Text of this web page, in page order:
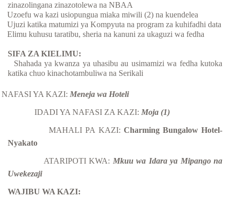
zinazolingana zinazotolewa na NBAA
Uzoefu wa kazi usiopungua miaka miwili (2) na kuendelea
Ujuzi katika matumizi ya Kompyuta na program za kuhifadhi data
Elimu kuhusu taratibu, sheria na kanuni za ukaguzi wa fedha
SIFA ZA KIELIMU:
Shahada ya kwanza ya uhasibu au usimamizi wa fedha kutoka
katika chuo kinachotambuliwa na Serikali
NAFASI YA KAZI: Meneja wa Hoteli
IDADI YA NAFASI ZA KAZI: Moja (1)
MAHALI PA KAZI: Charming Bungalow Hotel-
Nyakato
ATARIPOTI KWA: Mkuu wa Idara ya Mipango na
Uwekezaji
WAJIBU WA KAZI: